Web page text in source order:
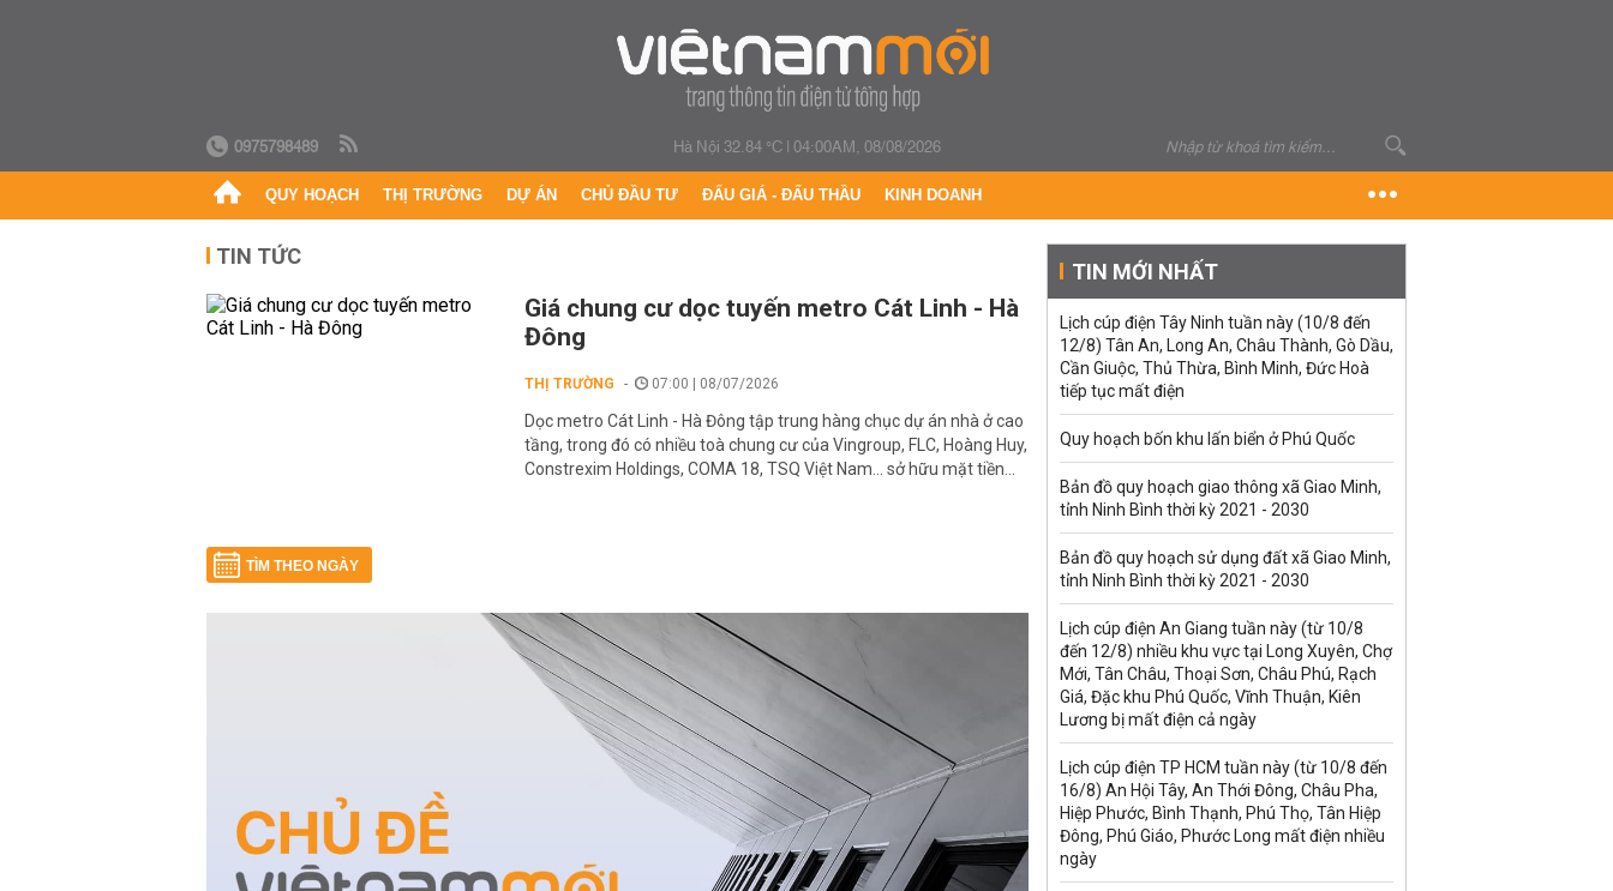
0975798489 Hà Nội 32.84 °C|04:00AM, 08/08/2026
QUY HOẠCH THỊ TRƯỜNG DỰ ÁN CHỦ ĐẦU TƯ ĐẤU GIÁ - ĐẤU THẦU KINH DOANH
TIN TỨC
Giá chung cư dọc tuyến metro Cát Linh - Hà
Đông
THỊ TRƯỜNG 07:00 | 08/07/2026
Dọc metro Cát Linh - Hà Đông tập trung hàng chục dự án nhà ở cao
tầng, trong đó có nhiều toà chung cư của Vingroup, FLC, Hoàng Huy,
Constrexim Holdings, COMA 18, TSQ Việt Nam... sở hữu mặt tiền...
TÌM THEO NGÀY
TIN MỚI NHẤT
Lịch cúp điện Tây Ninh tuần này (10/8 đến
12/8) Tân An, Long An, Châu Thành, Gò Dầu,
Cần Giuộc, Thủ Thừa, Bình Minh, Đức Hoà
tiếp tục mất điện
Quy hoạch bốn khu lấn biển ở Phú Quốc
Bản đồ quy hoạch giao thông xã Giao Minh,
tỉnh Ninh Bình thời kỳ 2021 - 2030
Bản đồ quy hoạch sử dụng đất xã Giao Minh,
tỉnh Ninh Bình thời kỳ 2021 - 2030
Lịch cúp điện An Giang tuần này (từ 10/8
đến 12/8) nhiều khu vực tại Long Xuyên, Chợ
Mới, Tân Châu, Thoại Sơn, Châu Phú, Rạch
Giá, Đặc khu Phú Quốc, Vĩnh Thuận, Kiên
Lương bị mất điện cả ngày
Lịch cúp điện TP HCM tuần này (từ 10/8 đến
16/8) An Hội Tây, An Thới Đông, Châu Pha,
Hiệp Phước, Bình Thạnh, Phú Thọ, Tân Hiệp
Đông, Phú Giáo, Phước Long mất điện nhiều
ngày